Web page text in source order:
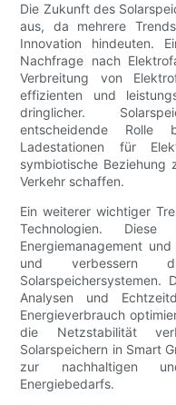
Die Zukunft des
aus, da mehrere
Innovation hindeuten.
Nachfrage nach
Verbreitung von
effizienten und
dringlicher.
entscheidende Rolle
Ladestationen für
symbiotische Beziehung
Verkehr schaffen.
Ein weiterer wichtiger
Technologien.
Energiemanagement
und verbessern
Analysen und
Energieverbrauch
die Netzstabilität
Solarspeichern in Smart
zur nachhaltigen
Energiebedarfs.